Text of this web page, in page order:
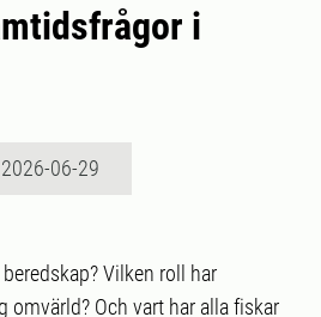
i
06-29
Vilken roll har
omvärld? Och vart har alla fiskar